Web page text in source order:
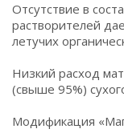
Отсутствие в
растворителей
летучих
Низкий расход
(свыше 95%)
Модификация